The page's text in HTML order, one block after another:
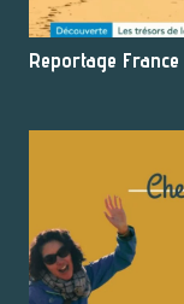
Reportage